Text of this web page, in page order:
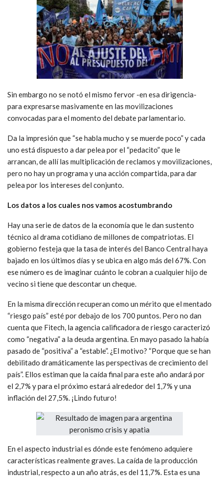
Sin embargo no se notó el mismo fervor -en esa dirigencia-
para expresarse masivamente en las movilizaciones
convocadas para el momento del debate parlamentario.
Da la impresión que “se habla mucho y se muerde poco” y cada
uno está dispuesto a dar pelea por el “pedacito” que le
arrancan, de allí las multiplicación de reclamos y movilizaciones,
pero no hay un programa y una acción compartida, para dar
pelea por los intereses del conjunto.
Los datos a los cuales nos vamos acostumbrando
Hay una serie de datos de la economía que le dan sustento
técnico al drama cotidiano de millones de compatriotas. El
gobierno festeja que la tasa de interés del Banco Central haya
bajado en los últimos días y se ubica en algo más del 67%. Con
ese número es de imaginar cuánto le cobran a cualquier hijo de
vecino si tiene que descontar un cheque.
En la misma dirección recuperan como un mérito que el mentado
“riesgo país” esté por debajo de los 700 puntos. Pero no dan
cuenta que Fitech, la agencia calificadora de riesgo caracterizó
como “negativa” a la deuda argentina. En mayo pasado la había
pasado de “positiva” a “estable”. ¿El motivo? “Porque que se han
debilitado dramáticamente las perspectivas de crecimiento del
país”. Ellos estiman que la caída final para este año andará por
el 2,7% y para el próximo estará alrededor del 1,7% y una
inflación del 27,5%. ¡Lindo futuro!
En el aspecto industrial es dónde este fenómeno adquiere
características realmente graves. La caída de la producción
industrial, respecto a un año atrás, es del 11,7%. Esta es una